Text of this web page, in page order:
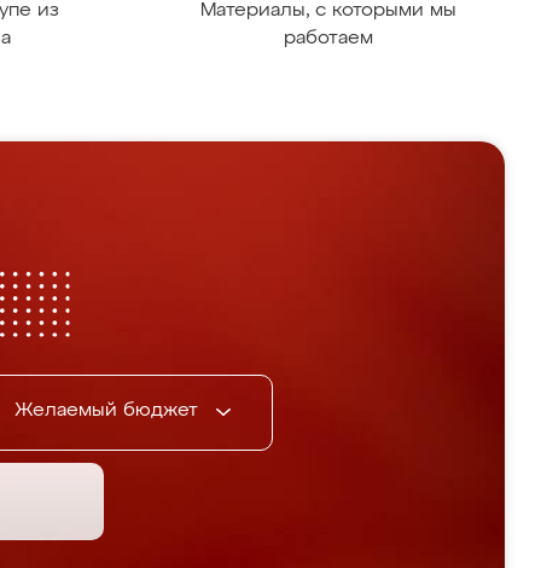
из
Материалы, с которыми мы
работаем
Желаемый бюджет